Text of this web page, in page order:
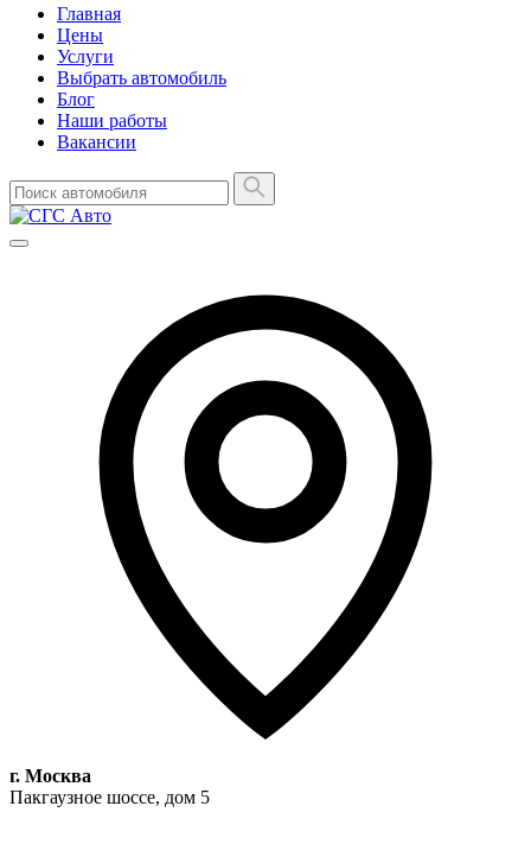
Главная
Цены
Услуги
Выбрать автомобиль
Блог
Наши работы
Вакансии
г. Москва
Пакгаузное шоссе, дом 5